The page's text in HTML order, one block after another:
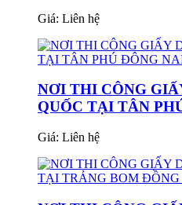
Giá: Liên hệ
NƠI THI CÔNG
QUỐC TẠI TÂN
Giá: Liên hệ